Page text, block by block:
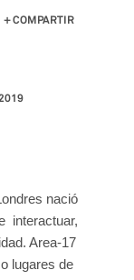
COMPARTIR
nació
interactuar,
Area-17
lugares de